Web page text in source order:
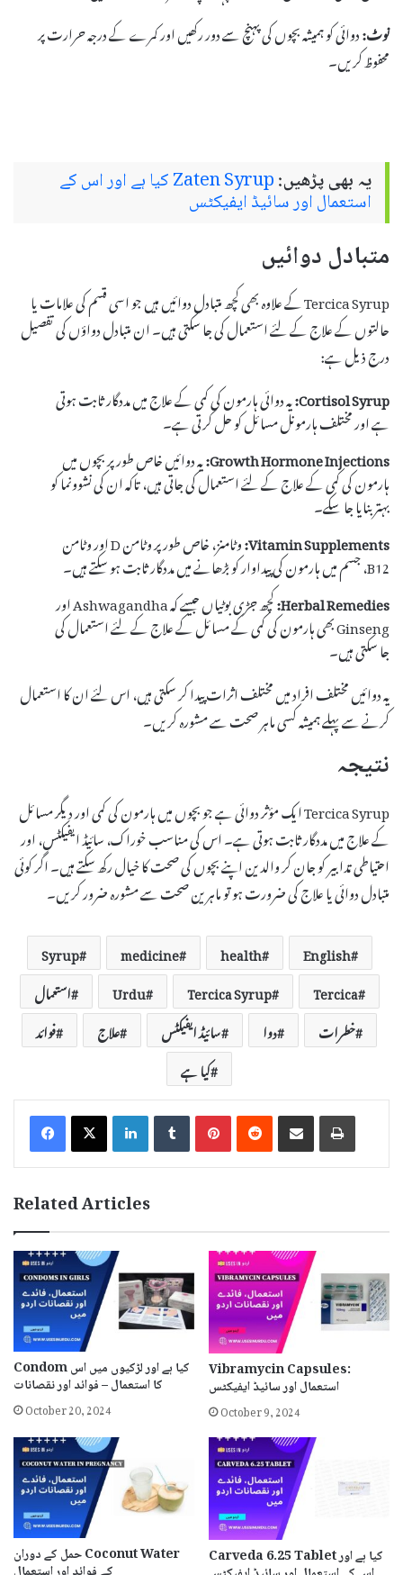
نوٹ:دوائی کو ہمیشہ بچوں کی پہنچ سے دور رکھیں اور کمرے کے درجہ حرارت پر
محفوظ کریں۔
یہ بھی پڑھیں: Zaten Syrup کیا ہے اور اس کے
استعمال اور سائیڈ ایفیکٹس
متبادل دوائیں
Tercica Syrup کے علاوہ بھی کچھ متبادل دوائیں ہیں جو اسی قسم کی علامات یا
حالتوں کے علاج کے لئے استعمال کی جا سکتی ہیں۔ ان متبادل دواؤں کی تفصیل
درج ذیل ہے:
Cortisol Syrup:یہ دوائی ہارمون کی کمی کے علاج میں مددگار ثابت ہوتی
ہے اور مختلف ہارمونل مسائل کو حل کرتی ہے۔
Growth Hormone Injections:یہ دوائیں خاص طور پر بچوں میں
ہارمون کی کمی کے علاج کے لئے استعمال کی جاتی ہیں، تاکہ ان کی نشوونما کو
بہتر بنایا جا سکے۔
Vitamin Supplements:
وٹامنز، خاص طور پر وٹامن D اور وٹامن
B12، جسم میں ہارمون کی پیداوار کو بڑھانے میں مددگار ثابت ہو سکتے ہیں۔
Herbal Remedies:
کچھ جڑی بوٹیاں جیسے کہ Ashwagandha اور
Ginseng بھی ہارمون کی کمی کے مسائل کے علاج کے لئے استعمال کی
جا سکتی ہیں۔
یہ دوائیں مختلف افراد میں مختلف اثرات پیدا کر سکتی ہیں، اس لئے ان کا استعمال
کرنے سے پہلے ہمیشہ کسی ماہر صحت سے مشورہ کریں۔
نتیجہ
Tercica Syrup ایک مؤثر دوائی ہے جو بچوں میں ہارمون کی کمی اور دیگر مسائل
کے علاج میں مددگار ثابت ہوتی ہے۔ اس کی مناسب خوراک، سائیڈ ایفیکٹس، اور
احتیاطی تدابیر کو جان کر والدین اپنے بچوں کی صحت کا خیال رکھ سکتے ہیں۔ اگر کوئی
متبادل دوائی یا علاج کی ضرورت ہو تو ماہرین صحت سے مشورہ ضرور کریں۔
English
health
medicine
Syrup
Tercica
Tercica Syrup
Urdu
استعمال
خطرات
دوا سائیڈ ایفیکٹس علاج
فوائد
کیا ہے
LinkedInTumblrPinterestReddit Share via Email Print
Related Articles
Condom کیا ہے اور لڑکیوں میں اس
کا استعمال – فوائد اور نقصانات
October 20, 2024
Vibramycin Capsules:
استعمال اور سائیڈ ایفیکٹس
October 9, 2024
حمل کے دوران Coconut Water Carveda 6.25 Tablet کیا ہے اور